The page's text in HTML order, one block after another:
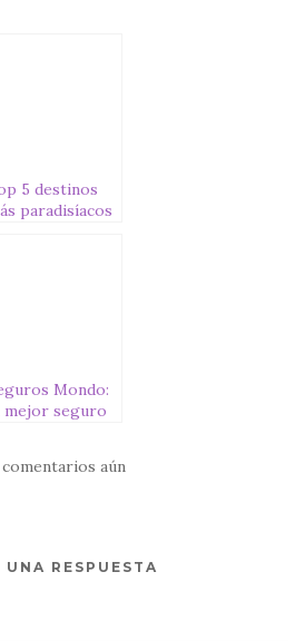
5 destinos
paradisíacos
Mondo:
mejor seguro
comentarios aún
UNA RESPUESTA